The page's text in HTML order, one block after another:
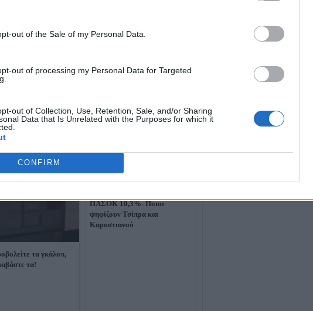
out of the Sale of my Personal Data.
out of processing my Personal Data for Targeted
out of Collection, Use, Retention, Sale, and/or Sharing
Data that Is Unrelated with the Purposes for which it
CONFIRM
τα γκάλοπ,
τα!
Δημοσκόπηση Alco: Η ΝΔ στο
ΠΑΣΟΚ 10,3%- Ποιοι
ψηφίζουν Τσίπρα και
Καρυστιανού
για το κόμμα Σαμαρά και το
άρωμα φθινοπωρινών εκλογών